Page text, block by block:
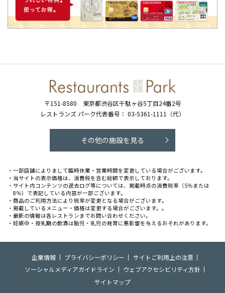
〒151-8580 東京都渋谷区千駄ヶ谷5丁目24番2号
レストランズ パーク代表番号： 03-5361-1111（代）
その他の施設を見る
・一部店舗によりまして臨時休業・営業時間を変更している場合がございます。
・当サイトの表示価格は、消費税を含む総額で表示しております。
・サイト内コンテンツの過去ログ等については、掲載時点の消費税率（5％または
8％）で表記している内容が一部ございます。
・商品のご利用方法により税率が変更となる場合がございます。
・掲載しているメニュー・価格は変更する場合がございます。。
・最新の情報は各レストランまでお問い合わせください。
・妊娠中・授乳期の飲酒は胎児・乳児の発育に悪影響を与えるおそれがあります。
企業情報 プライバシーポリシー
サイトご利用上の注意
ソーシャルメディアガイドライン
ウェブアクセシビリティ方針
サイトマップ